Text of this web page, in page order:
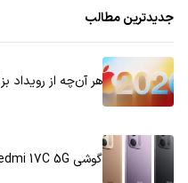
جدیدترین مطالب
هر آن‌چه از رویداد بزرگ
گوشی Redmi 17C 5G رویت شد؛ تکرار مکررات شیائومی با نامی جدید!